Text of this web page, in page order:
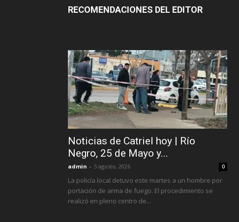
RECOMENDACIONES DEL EDITOR
Noticias de Catriel hoy | Río
Negro, 25 de Mayo y...
admin - 5 agosto, 2026 0
La policía local detuvo este martes a un hombre por
portación de arma de fuego. El procedimiento se
realizó en pleno centro de...